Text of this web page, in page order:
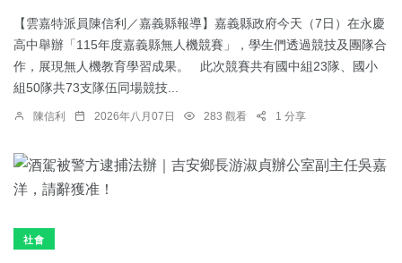
【雲嘉特派員陳信利／嘉義縣報導】嘉義縣政府今天（7日）在永慶
高中舉辦「115年度嘉義縣無人機競賽」，學生們透過競技及團隊合
作，展現無人機教育學習成果。 此次競賽共有國中組23隊、國小
組50隊共73支隊伍同場競技...
陳信利 2026年八月07日 283 觀看 1 分享
社會